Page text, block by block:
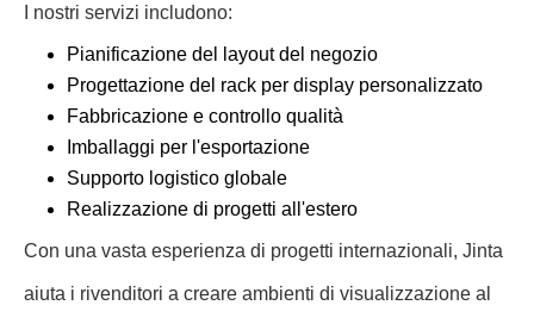
I nostri servizi includono:
Pianificazione del layout del negozio
Progettazione del rack per display personalizzato
Fabbricazione e controllo qualità
Imballaggi per l'esportazione
Supporto logistico globale
Realizzazione di progetti all'estero
Con una vasta esperienza di progetti internazionali, Jinta
aiuta i rivenditori a creare ambienti di visualizzazione al